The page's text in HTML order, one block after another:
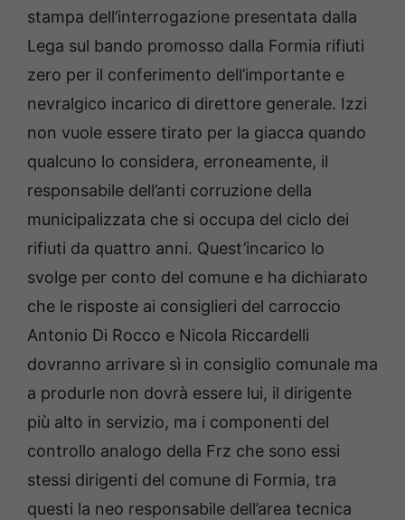
stampa dell’interrogazione presentata dalla
Lega sul bando promosso dalla Formia rifiuti
zero per il conferimento dell’importante e
nevralgico incarico di direttore generale. Izzi
non vuole essere tirato per la giacca quando
qualcuno lo considera, erroneamente, il
responsabile dell’anti corruzione della
municipalizzata che si occupa del ciclo dei
rifiuti da quattro anni. Quest’incarico lo
svolge per conto del comune e ha dichiarato
che le risposte ai consiglieri del carroccio
Antonio Di Rocco e Nicola Riccardelli
dovranno arrivare sì in consiglio comunale ma
a produrle non dovrà essere lui, il dirigente
più alto in servizio, ma i componenti del
controllo analogo della Frz che sono essi
stessi dirigenti del comune di Formia, tra
questi la neo responsabile dell’area tecnica